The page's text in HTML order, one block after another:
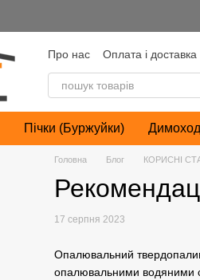
Про нас Оплата і доставка
Угода користувача
Пічки (Буржуйки)
Головна Блог КОРИСНІ
17 серпня 2023
Опалювальний
опалювальними водяними